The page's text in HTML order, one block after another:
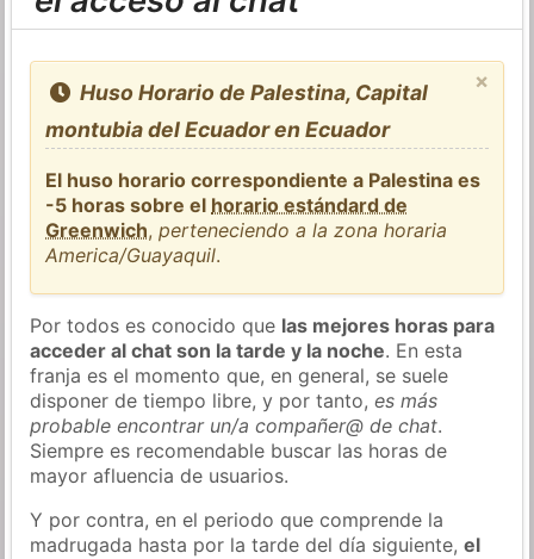
×
Huso Horario de Palestina, Capital
montubia del Ecuador en Ecuador
El huso horario correspondiente a Palestina es
-5 horas sobre el horario estándard de
Greenwich,perteneciendo a la zona horaria
America/Guayaquil.
Por todos es conocido que las mejores horas para
acceder al chat son la tarde y la noche. En esta
franja es el momento que, en general, se suele
disponer de tiempo libre, y por tanto,es más
probable encontrar un/a compañer@ de chat.
Siempre es recomendable buscar las horas de
mayor afluencia de usuarios.
Y por contra, en el periodo que comprende la
madrugada hasta por la tarde del día siguiente,el